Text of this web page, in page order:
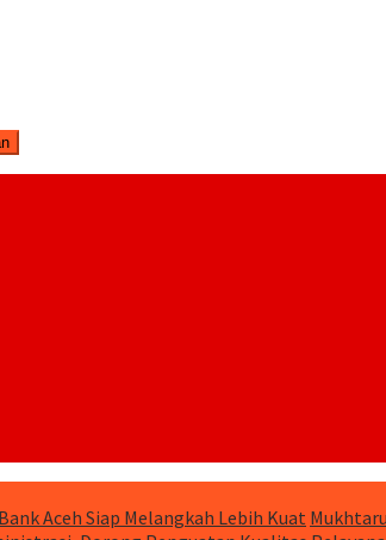
Aceh Siap Melangkah Lebih Kuat